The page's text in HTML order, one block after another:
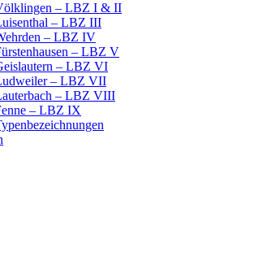
– LBZ I & II
– LBZ III
– LBZ IV
– LBZ V
– LBZ VI
– LBZ VII
– LBZ VIII
– LBZ IX